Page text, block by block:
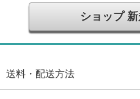
ショップ
送料・配送方法